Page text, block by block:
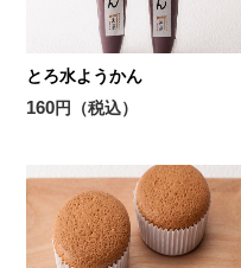
とろ水ようかん
160円（税込）